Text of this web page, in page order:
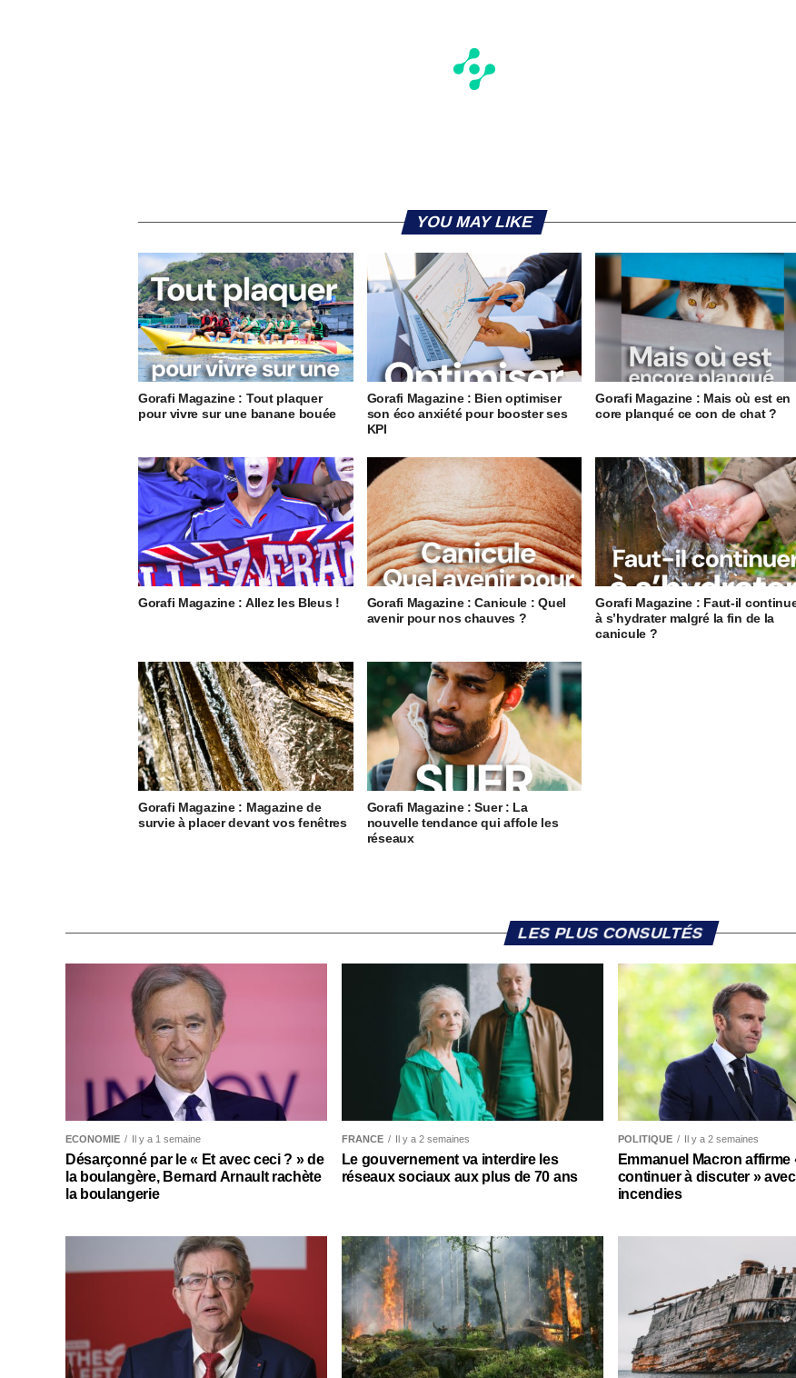
YOU MAY LIKE
Gorafi Magazine : Tout plaquer
pour vivre sur une banane bouée
Gorafi Magazine : Bien optimiser
son éco anxiété pour booster ses
KPI
Gorafi Magazine : Mais où est en
core planqué ce con de chat ?
Gorafi Magazine : Allez les Bleus !
Gorafi Magazine : Canicule : Quel
avenir pour nos chauves ?
Gorafi Magazine : Faut-il
à s’hydrater malgré la fin de la
canicule ?
Gorafi Magazine : Magazine de
survie à placer devant vos fenêtres
Gorafi Magazine : Suer : La
nouvelle tendance qui affole les
réseaux
LES PLUS CONSULTÉS
ECONOMIE Il y a 1 semaine
Désarçonné par le « Et avec ceci ? » de
la boulangère, Bernard Arnault rachète
la boulangerie
FRANCE Il y a 2 semaines
Le gouvernement va interdire les
réseaux sociaux aux plus de 70 ans
POLITIQUE Il y a 2 semaines
Emmanuel Macron affirme
continuer à discuter »
incendies